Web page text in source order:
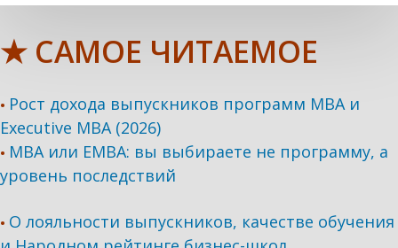
★ САМОЕ ЧИТАЕМОЕ
• Рост дохода выпускников программ МВА и
Executive MBA (2026)
• MBA или EMBA: вы выбираете не программу, а
уровень последствий
• О лояльности выпускников, качестве обучения